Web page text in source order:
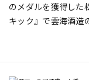
のメダルを獲得した
キック』で雲海酒